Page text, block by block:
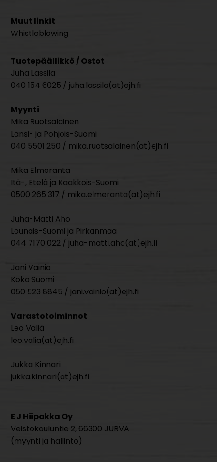
Muut linkit
Whistleblowing
Tuotepäällikkö / Ostot
Juha Lassila
040 154 6025 / juha.lassila(at)ejh.fi
Myynti
Mika Ruotsalainen
Länsi- ja Pohjois-Suomi
040 5501 250 / mika.ruotsalainen(at)ejh.fi
Mika Elmeranta
Itä-, Etelä ja Kaakkois-Suomi
0500 265 317 / mika.elmeranta(at)ejh.fi
Juha-Matti Aho
Lounais-Suomi ja Pirkanmaa
044 7170 022 / juha-matti.aho(at)ejh.fi
Jani Vainio
Koko Suomi
050 523 8845 / jani.vainio(at)ejh.fi
Varastotoiminnot
Leo Väliä
leo.valia(at)ejh.fi
Jukka Kinnari
jukka.kinnari(at)ejh.fi
E J Hiipakka Oy
Veistokouluntie 2, 66300 JURVA
(myynti ja hallinto)